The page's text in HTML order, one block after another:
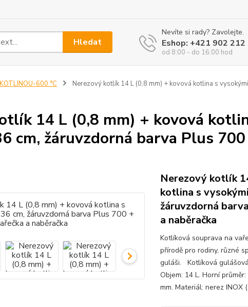
Hledat
Nevíte si rady? Zavolejte.
Eshop: +421 902 212
od 8:00 - do 16:00 hod
600 °C
Nerezový kotlík 14 L (0,8 mm) + kovová kotlina s
14 L (0,8 mm) + kovová
cm, žáruvzdorná barva Plus
Nerezový kotlík
kotlina s
žáruvzdorná
a naběračka
Kotlíková souprava na
přírodě pro rodiny, různé
guláši. Kotlíková
Objem: 14 L. Horní
mm. Materiál: nerez INOX